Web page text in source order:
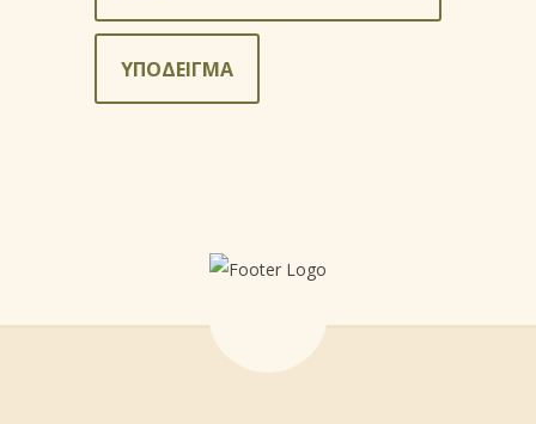
ΥΠΟΔΕΙΓΜΑ